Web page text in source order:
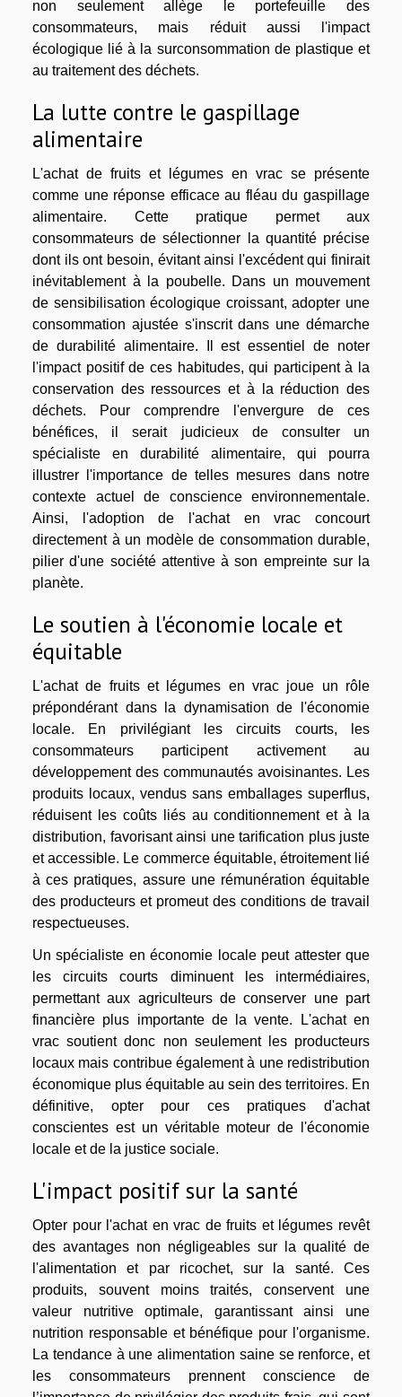
non seulement allège le portefeuille des
consommateurs, mais réduit aussi l'impact
écologique lié à la surconsommation de plastique et
au traitement des déchets.
La lutte contre le gaspillage
alimentaire
L'achat de fruits et légumes en vrac se présente
comme une réponse efficace au fléau du gaspillage
alimentaire. Cette pratique permet aux
consommateurs de sélectionner la quantité précise
dont ils ont besoin, évitant ainsi l'excédent qui finirait
inévitablement à la poubelle. Dans un mouvement
de sensibilisation écologique croissant, adopter une
consommation ajustée s'inscrit dans une démarche
de durabilité alimentaire. Il est essentiel de noter
l'impact positif de ces habitudes, qui participent à la
conservation des ressources et à la réduction des
déchets. Pour comprendre l'envergure de ces
bénéfices, il serait judicieux de consulter un
spécialiste en durabilité alimentaire, qui pourra
illustrer l'importance de telles mesures dans notre
contexte actuel de conscience environnementale.
Ainsi, l'adoption de l'achat en vrac concourt
directement à un modèle de consommation durable,
pilier d'une société attentive à son empreinte sur la
planète.
Le soutien à l'économie locale et
équitable
L'achat de fruits et légumes en vrac joue un rôle
prépondérant dans la dynamisation de l'économie
locale. En privilégiant les circuits courts, les
consommateurs participent activement au
développement des communautés avoisinantes. Les
produits locaux, vendus sans emballages superflus,
réduisent les coûts liés au conditionnement et à la
distribution, favorisant ainsi une tarification plus juste
et accessible. Le commerce équitable, étroitement lié
à ces pratiques, assure une rémunération équitable
des producteurs et promeut des conditions de travail
respectueuses.
Un spécialiste en économie locale peut attester que
les circuits courts diminuent les intermédiaires,
permettant aux agriculteurs de conserver une part
financière plus importante de la vente. L'achat en
vrac soutient donc non seulement les producteurs
locaux mais contribue également à une redistribution
économique plus équitable au sein des territoires. En
définitive, opter pour ces pratiques d'achat
conscientes est un véritable moteur de l'économie
locale et de la justice sociale.
L'impact positif sur la santé
Opter pour l'achat en vrac de fruits et légumes revêt
des avantages non négligeables sur la qualité de
l'alimentation et par ricochet, sur la santé. Ces
produits, souvent moins traités, conservent une
valeur nutritive optimale, garantissant ainsi une
nutrition responsable et bénéfique pour l'organisme.
La tendance à une alimentation saine se renforce, et
les consommateurs prennent conscience de